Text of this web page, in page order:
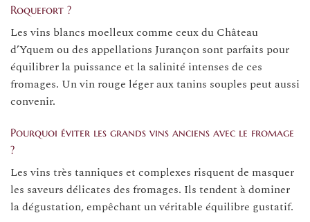
Roquefort ?
Les vins blancs moelleux comme ceux du Château
d’Yquem ou des appellations Jurançon sont parfaits pour
équilibrer la puissance et la salinité intenses de ces
fromages. Un vin rouge léger aux tanins souples peut aussi
convenir.
Pourquoi éviter les grands vins anciens avec le fromage
?
Les vins très tanniques et complexes risquent de masquer
les saveurs délicates des fromages. Ils tendent à dominer
la dégustation, empêchant un véritable équilibre gustatif.